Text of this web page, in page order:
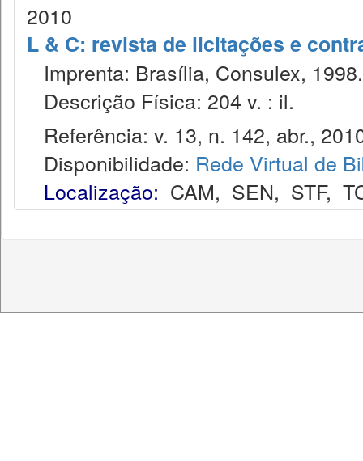
2010
L & C: revista de licitações e
Imprenta: Brasília, Consulex, 1998.
Descrição Física: 204 v. : il.
Referência: v. 13, n. 142, abr.,
Disponibilidade: Rede Virtual de
Localização: CAM, SEN, STF,